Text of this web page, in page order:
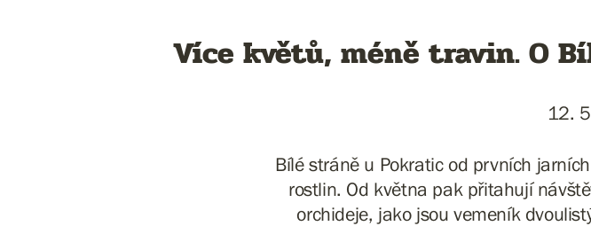
Více květů, méně travin. O
12.
Bílé stráně u Pokratic od prvních
rostlin. Od května pak přitahují
orchideje, jako jsou vemeník